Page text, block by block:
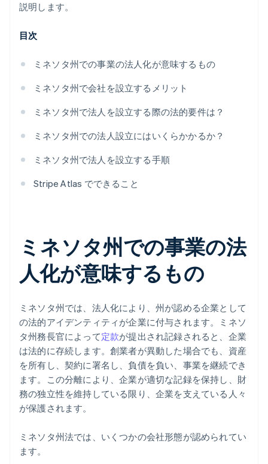
説明します。
目次
ミネソタ州での事業の法人化が意味するもの
ミネソタ州で会社を設立するメリット
ミネソタ州で法人を設立する際の法的要件は？
ミネソタ州での法人設立にはいくらかかるか？
ミネソタ州で法人を設立する手順
Stripe Atlas でできること
ミネソタ州での事業の法
人化が意味するもの
ミネソタ州では、法人化により、州が認める企業として
の法的アイデンティティが企業に付与されます。ミネソ
タ州務長官によって定款が提出され記録されると、企業
は法的に存続します。創業者が異動した場合でも、資産
を所有し、契約に署名し、負債を負い、事業を継続でき
ます。この分離により、企業が適切な記録を保持し、財
務の独立性を維持している限り、企業を支えている人々
が保護されます。
ミネソタ州法では、いくつかの会社形態が認められてい
ます。